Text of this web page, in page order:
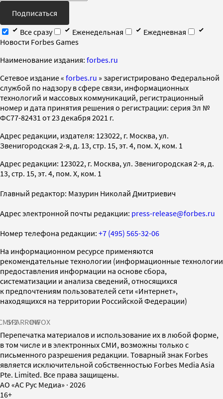
Подписаться
Все сразу
Еженедельная
Ежедневная
Новости Forbes Games
Наименование издания: forbes.ru
Cетевое издание « forbes.ru » зарегистрировано Федеральной
службой по надзору в сфере связи, информационных
технологий и массовых коммуникаций, регистрационный
номер и дата принятия решения о регистрации: серия Эл №
ФС77-82431 от 23 декабря 2021 г.
Адрес редакции, издателя: 123022, г. Москва, ул.
Звенигородская 2-я, д. 13, стр. 15, эт. 4, пом. X, ком. 1
Адрес редакции: 123022, г. Москва, ул. Звенигородская 2-я, д.
13, стр. 15, эт. 4, пом. X, ком. 1
Главный редактор: Мазурин Николай Дмитриевич
Адрес электронной почты редакции: press-release@forbes.ru
Номер телефона редакции: +7 (495) 565-32-06
На информационном ресурсе применяются
рекомендательные технологии (информационные технологии
предоставления информации на основе сбора,
систематизации и анализа сведений, относящихся
к предпочтениям пользователей сети «Интернет»,
находящихся на территории Российской Федерации)
SPARROWINFOX
Перепечатка материалов и использование их в любой форме,
в том числе и в электронных СМИ, возможны только с
письменного разрешения редакции. Товарный знак Forbes
является исключительной собственностью Forbes Media Asia
Pte. Limited. Все права защищены.
AO «АС Рус Медиа» · 2026
16+